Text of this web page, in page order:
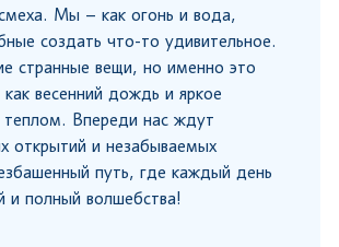
Мы – как огонь и вода,
создать что-то удивительное.
странные вещи, но именно это
весенний дождь и яркое
Впереди нас ждут
открытий и незабываемых
путь, где каждый день
и полный волшебства!